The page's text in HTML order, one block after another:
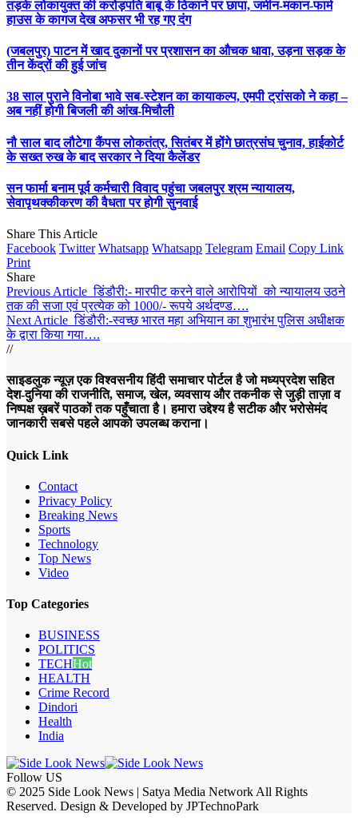
तड़के लोकायुक्त की करोड़पति बाबू के ठिकाने पर छापा, जमीन-मकान-फार्म
हाउस के कागज देख अफसर भी रह गए दंग
(जबलपुर) पाटन में खाद दुकानों पर प्रशासन का औचक धावा, उड़ना सड़क के
तीन केंद्रों की हुई जांच
38 साल पुराने विनोबा भावे सब-स्टेशन का कायाकल्प, एमपी ट्रांसको ने कहा –
अब नहीं होगी बिजली की आंख-मिचौली
नौ साल बाद लौटेगा कैंपस लोकतंत्र, सितंबर में होंगे छात्रसंघ चुनाव, हाईकोर्ट
के सख्त रुख के बाद सरकार ने दिया कैलेंडर
सन फार्मा बनाम पूर्व कर्मचारी विवाद पहुंचा जबलपुर श्रम न्यायालय,
सेवापृथक्कीकरण की वैधता पर होगी सुनवाई
Share This Article
Facebook Twitter Whatsapp Whatsapp Telegram Email Copy Link
Print
Share
Previous Article डिंडौरी:- मारपीट करने वाले आरोपियों को न्‍यायालय उठने
तक की सजा एवं प्रत्‍येक को 1000/- रूपये अर्थदण्‍ड….
Next Article डिंडौरी:-स्वच्छ भारत महा अभियान का शुभारंभ पुलिस अधीक्षक
के द्वारा किया गया….
//
साइडलुक न्यूज़ एक विश्वसनीय हिंदी समाचार पोर्टल है जो मध्यप्रदेश सहित
देश-दुनिया की राजनीति, समाज, खेल, व्यवसाय और तकनीक से जुड़ी ताज़ा व
निष्पक्ष ख़बरें पाठकों तक पहुँचाता है। हमारा उद्देश्य है सटीक और भरोसेमंद
जानकारी सबसे पहले आपको उपलब्ध कराना।
Quick Link
Contact
Privacy Policy
Breaking News
Sports
Technology
Top News
Video
Top Categories
BUSINESS
POLITICS
TECHHot
HEALTH
Crime Record
Dindori
Health
India
Follow US
© 2025 Side Look News | Satya Media Network All Rights
Reserved. Design & Developed by JPTechnoPark